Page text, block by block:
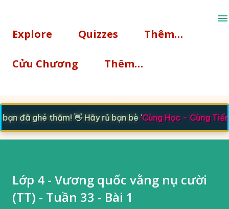
Explore Quizzes Thêm…
Cửu Chương Thêm…
đã ghé thăm! 👋 Hãy rủ bạn bè 'Cùng Học - Cùng Tiến'
Lớp 4 - Vương quốc vằng nụ cười
(TT) - Tuần 33 - Bài 1